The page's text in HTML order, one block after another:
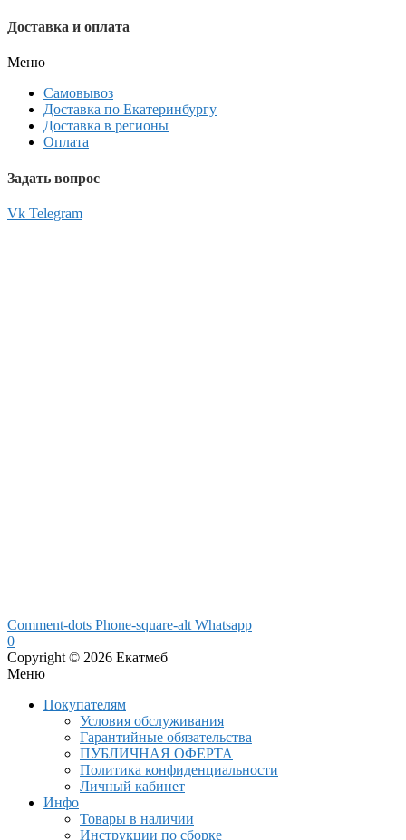
Доставка и оплата
Меню
Самовывоз
Доставка по Екатеринбургу
Доставка в регионы
Оплата
Задать вопрос
Vk Telegram
Comment-dots Phone-square-alt Whatsapp
0
Copyright © 2026 Екатмеб
Меню
Покупателям
Условия обслуживания
Гарантийные обязательства
ПУБЛИЧНАЯ ОФЕРТА
Политика конфиденциальности
Личный кабинет
Инфо
Товары в наличии
Инструкции по сборке